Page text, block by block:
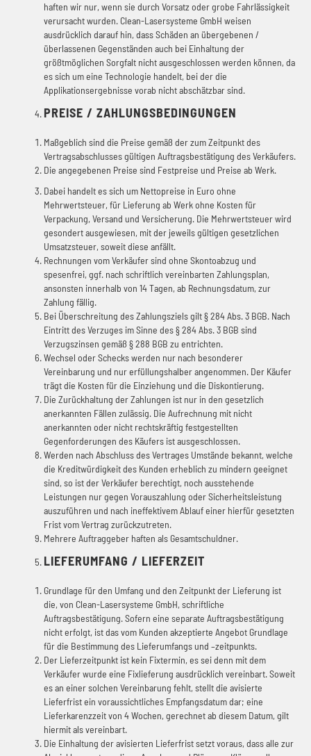
haften wir nur, wenn sie durch Vorsatz oder grobe Fahrlässigkeit
verursacht wurden. Clean-Lasersysteme GmbH weisen
ausdrücklich darauf hin, dass Schäden an übergebenen /
überlassenen Gegenständen auch bei Einhaltung der
größtmöglichen Sorgfalt nicht ausgeschlossen werden können, da
es sich um eine Technologie handelt, bei der die
Applikationsergebnisse vorab nicht abschätzbar sind.
PREISE / ZAHLUNGSBEDINGUNGEN
Maßgeblich sind die Preise gemäß der zum Zeitpunkt des
Vertragsabschlusses gültigen Auftragsbestätigung des Verkäufers.
Die angegebenen Preise sind Festpreise und Preise ab Werk.
Dabei handelt es sich um Nettopreise in Euro ohne
Mehrwertsteuer, für Lieferung ab Werk ohne Kosten für
Verpackung, Versand und Versicherung. Die Mehrwertsteuer wird
gesondert ausgewiesen, mit der jeweils gültigen gesetzlichen
Umsatzsteuer, soweit diese anfällt.
Rechnungen vom Verkäufer sind ohne Skontoabzug und
spesenfrei, ggf. nach schriftlich vereinbarten Zahlungsplan,
ansonsten innerhalb von 14 Tagen, ab Rechnungsdatum, zur
Zahlung fällig.
Bei Überschreitung des Zahlungsziels gilt § 284 Abs. 3 BGB. Nach
Eintritt des Verzuges im Sinne des § 284 Abs. 3 BGB sind
Verzugszinsen gemäß § 288 BGB zu entrichten.
Wechsel oder Schecks werden nur nach besonderer
Vereinbarung und nur erfüllungshalber angenommen. Der Käufer
trägt die Kosten für die Einziehung und die Diskontierung.
Die Zurückhaltung der Zahlungen ist nur in den gesetzlich
anerkannten Fällen zulässig. Die Aufrechnung mit nicht
anerkannten oder nicht rechtskräftig festgestellten
Gegenforderungen des Käufers ist ausgeschlossen.
Werden nach Abschluss des Vertrages Umstände bekannt, welche
die Kreditwürdigkeit des Kunden erheblich zu mindern geeignet
sind, so ist der Verkäufer berechtigt, noch ausstehende
Leistungen nur gegen Vorauszahlung oder Sicherheitsleistung
auszuführen und nach ineffektivem Ablauf einer hierfür gesetzten
Frist vom Vertrag zurückzutreten.
Mehrere Auftraggeber haften als Gesamtschuldner.
LIEFERUMFANG / LIEFERZEIT
Grundlage für den Umfang und den Zeitpunkt der Lieferung ist
die, von Clean-Lasersysteme GmbH, schriftliche
Auftragsbestätigung. Sofern eine separate Auftragsbestätigung
nicht erfolgt, ist das vom Kunden akzeptierte Angebot Grundlage
für die Bestimmung des Lieferumfangs und –zeitpunkts.
Der Lieferzeitpunkt ist kein Fixtermin, es sei denn mit dem
Verkäufer wurde eine Fixlieferung ausdrücklich vereinbart. Soweit
es an einer solchen Vereinbarung fehlt, stellt die avisierte
Lieferfrist ein voraussichtliches Empfangsdatum dar; eine
Lieferkarenzzeit von 4 Wochen, gerechnet ab diesem Datum, gilt
hiermit als vereinbart.
Die Einhaltung der avisierten Lieferfrist setzt voraus, dass alle zur